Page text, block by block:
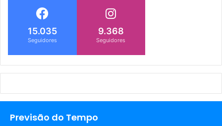
15.035
Seguidores
9.368
Seguidores
Previsão do Tempo